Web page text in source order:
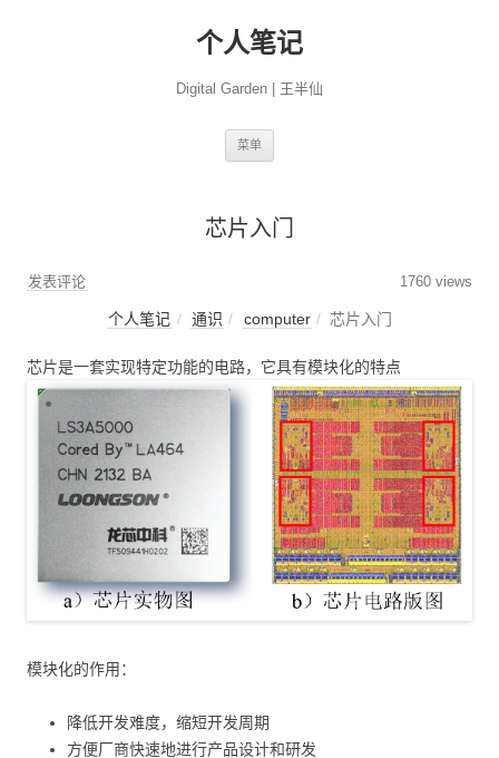
个人笔记
Digital Garden | 王半仙
菜单
芯片入门
发表评论 1760 views
个人笔记 通识 computer 芯片入门
芯片是一套实现特定功能的电路，它具有模块化的特点
模块化的作用：
降低开发难度，缩短开发周期
方便厂商快速地进行产品设计和研发